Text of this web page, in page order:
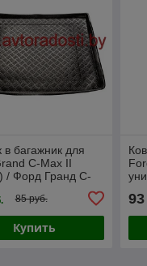
в багажник для
C-Max II
/ Форд Гранд С-
85 руб.
Купить
93